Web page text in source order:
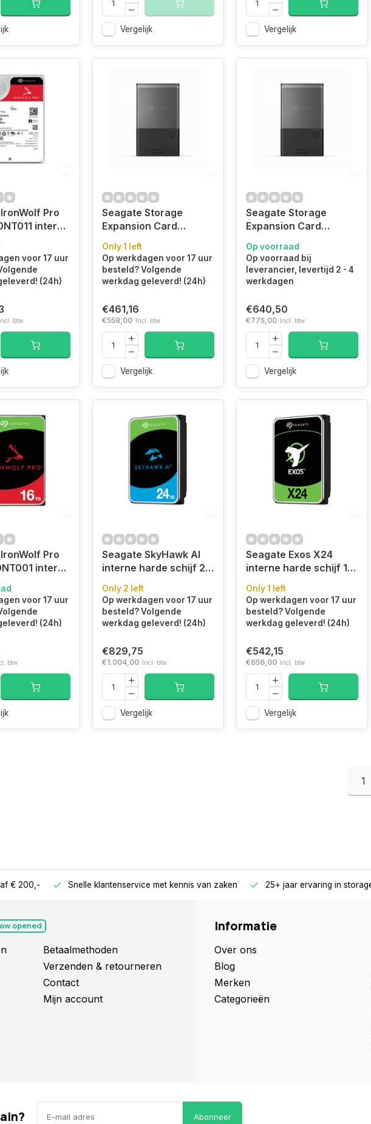
Vergelijk Vergelijk
Pro
interne
30 TB
512 MB 3.5"
voor 17 uur
(24h)
btw
Seagate Storage
Expansion Card
Opslaguitbreidingskaart
(STJR2000400)
Only 1 left
Op werkdagen voor 17 uur
besteld? Volgende
werkdag geleverd! (24h)
€461,16
€558,00 Incl. btw
Vergelijk
Seagate Storage
Expansion Card
(STJR1000400)
Op voorraad
Op voorraad bij
leverancier, levertijd 2 - 4
werkdagen
€640,50
€775,00 Incl. btw
Vergelijk
Pro
interne
256 MB 3.5"
voor 17 uur
(24h)
btw
Seagate SkyHawk AI
interne harde schijf 24
TB 7200 RPM 512 MB
3.5" SATA III
(ST24000VE002)
Only 2 left
Op werkdagen voor 17 uur
besteld? Volgende
werkdag geleverd! (24h)
€829,75
€1.004,00 Incl. btw
Vergelijk
Seagate Exos X24
interne harde schijf 12
TB 7200 RPM 512 MB
3.5" SATA III
(ST12000NM002H)
Only 1 left
Op werkdagen voor 17 uur
besteld? Volgende
werkdag geleverd! (24h)
€542,15
€656,00 Incl. btw
Vergelijk
1
€ 200,- Snelle klantenservice met kennis van zaken 25+ jaar ervaring in
opened
Betaalmethoden
Verzenden & retourneren
Contact
Mijn account
Informatie
Over ons
Blog
Merken
Categorieën
Abonneer